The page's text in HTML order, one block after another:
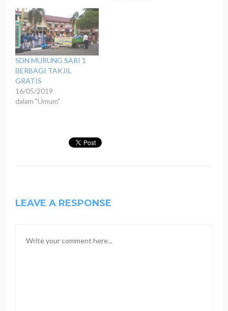
SDN MURUNG SARI 1
BERBAGI TAKJIL
GRATIS
16/05/2019
dalam "Umum"
LEAVE A RESPONSE